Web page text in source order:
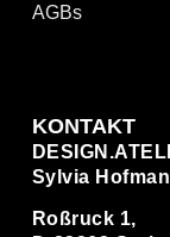
AGBs
KONTAKT
Sylvia
Roßruck 1,